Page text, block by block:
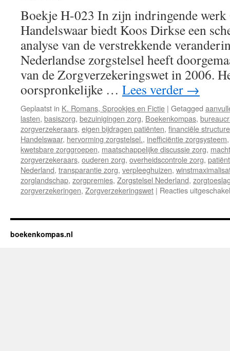
Boekje H-023 In zijn indringende werk
Handelswaar biedt Koos Dirkse een
analyse van de verstrekkende
Nederlandse zorgstelsel heeft
van de Zorgverzekeringswet in 2006.
oorspronkelijke … Lees verder →
Geplaatst in K. Romans, Sprookjes en Fictie | Getagged
lasten, basiszorg, bezuinigingen zorg, Boekenkompas,
zorgverzekeraars, eigen bijdragen patiënten, financiële
Handelswaar, hervorming zorgstelsel., inefficiëntie zorgsysteem
kwetsbare zorggroepen, maatschappelijke discussie zorg, macht
zorgverzekeraars, ouderen zorg, overheidscontrole zorg,
Nederland, transparantie zorg, verpleeghuizen,
zorglandschap, zorgpremies, Zorgstelsel Nederland,
zorgverzekeringen, Zorgverzekeringswet | Reacties
boekenkompas.nl